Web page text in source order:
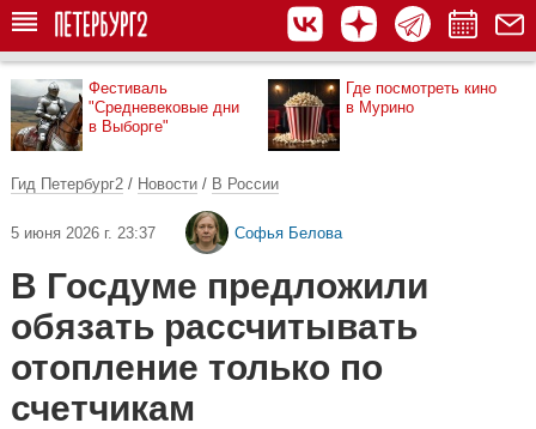
Фестиваль
"Средневековые дни
в Выборге"
Где посмотреть кино
в Мурино
Гид Петербург2 / Новости / В России
5 июня 2026 г. 23:37 Софья Белова
В Госдуме предложили
обязать рассчитывать
отопление только по
счетчикам